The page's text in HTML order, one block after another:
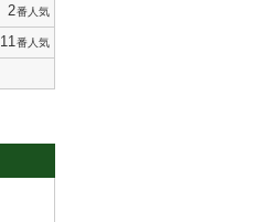
2番人気
11 番人気